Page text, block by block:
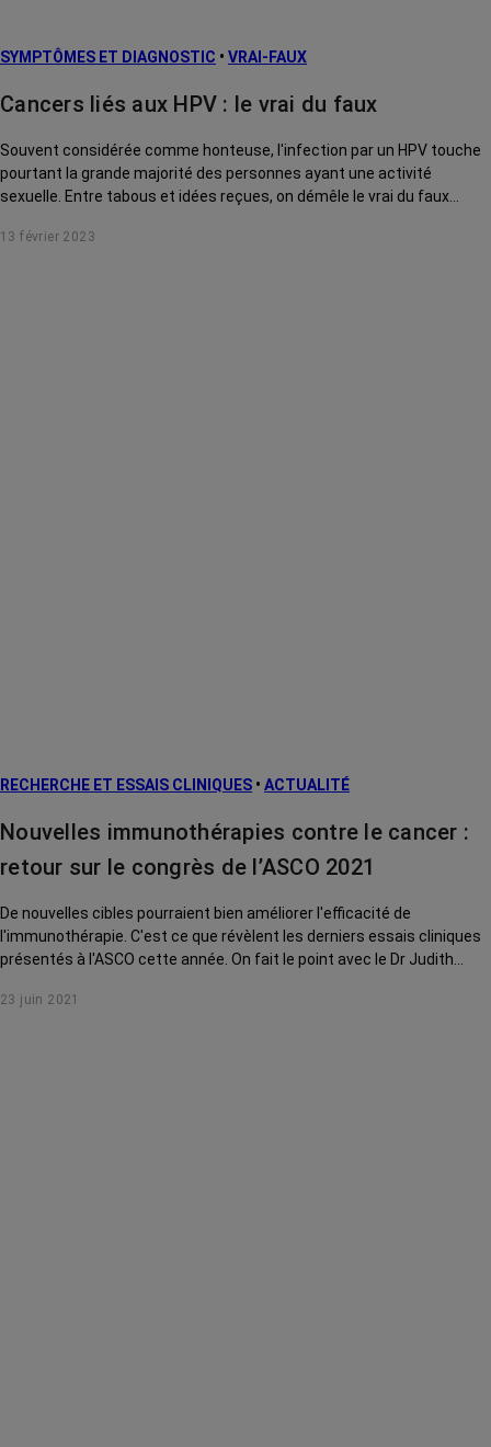
SYMPTÔMES ET DIAGNOSTIC • VRAI-FAUX
Cancers liés aux HPV : le vrai du faux
Souvent considérée comme honteuse, l'infection par un HPV touche
pourtant la grande majorité des personnes ayant une activité
sexuelle. Entre tabous et idées reçues, on démêle le vrai du faux
13 février 2023
RECHERCHE ET ESSAIS CLINIQUES • ACTUALITÉ
Nouvelles immunothérapies contre le cancer :
retour sur le congrès de l’ASCO 2021
De nouvelles cibles pourraient bien améliorer l'efficacité de
l'immunothérapie. C'est ce que révèlent les derniers essais cliniques
présentés à l'ASCO cette année. On fait le point avec le Dr Judith
23 juin 2021